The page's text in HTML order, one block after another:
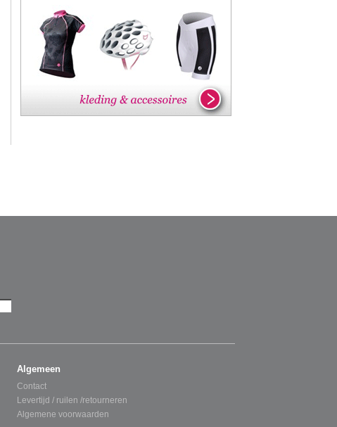
Algemeen
Contact
Levertijd / ruilen /retourneren
Algemene voorwaarden